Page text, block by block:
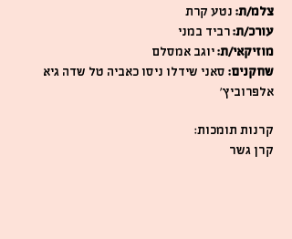
צלמ/ת: נטע קרת
עורכ/ת:רביד במני
מוזיקאי/ת:יוגב אמסלם
שחקנים: סאני שידלו ניסו כאביה טל שדה גיא
אלפרוביץ'
קרנות תומכות:
קרן גשר